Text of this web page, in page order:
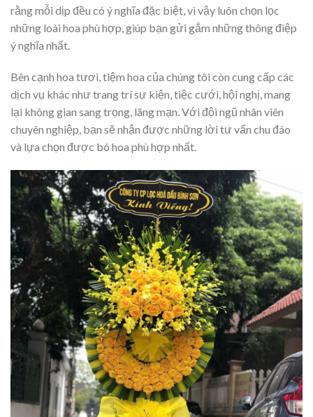
rằng mỗi dịp đều có ý nghĩa đặc biệt, vì vậy luôn chọn lọc
những loài hoa phù hợp, giúp bạn gửi gắm những thông điệp
ý nghĩa nhất.
Bên cạnh hoa tươi, tiệm hoa của chúng tôi còn cung cấp các
dịch vụ khác như trang trí sự kiện, tiệc cưới, hội nghị, mang
lại không gian sang trọng, lãng mạn. Với đội ngũ nhân viên
chuyên nghiệp, bạn sẽ nhận được những lời tư vấn chu đáo
và lựa chọn được bó hoa phù hợp nhất.